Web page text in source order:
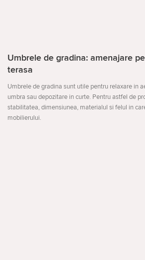
Umbrele de gradina: amenajare
terasa
Umbrele de gradina sunt utile pentru relaxare in
umbra sau depozitare in curte. Pentru astfel de
stabilitatea, dimensiunea, materialul si felul in
mobilierului.